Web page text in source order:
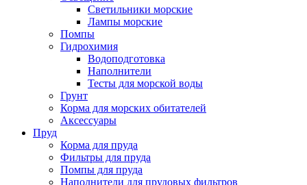
Светильники морские
Лампы морские
Помпы
Гидрохимия
Водоподготовка
Наполнители
Тесты для морской воды
Грунт
Корма для морских обитателей
Аксессуары
Пруд
Корма для пруда
Фильтры для пруда
Помпы для пруда
Наполнители для прудовых фильтров